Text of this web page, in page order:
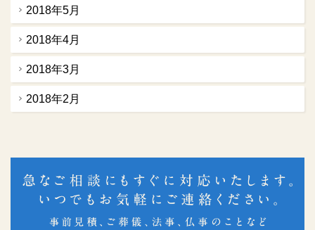
2018年5月
2018年4月
2018年3月
2018年2月